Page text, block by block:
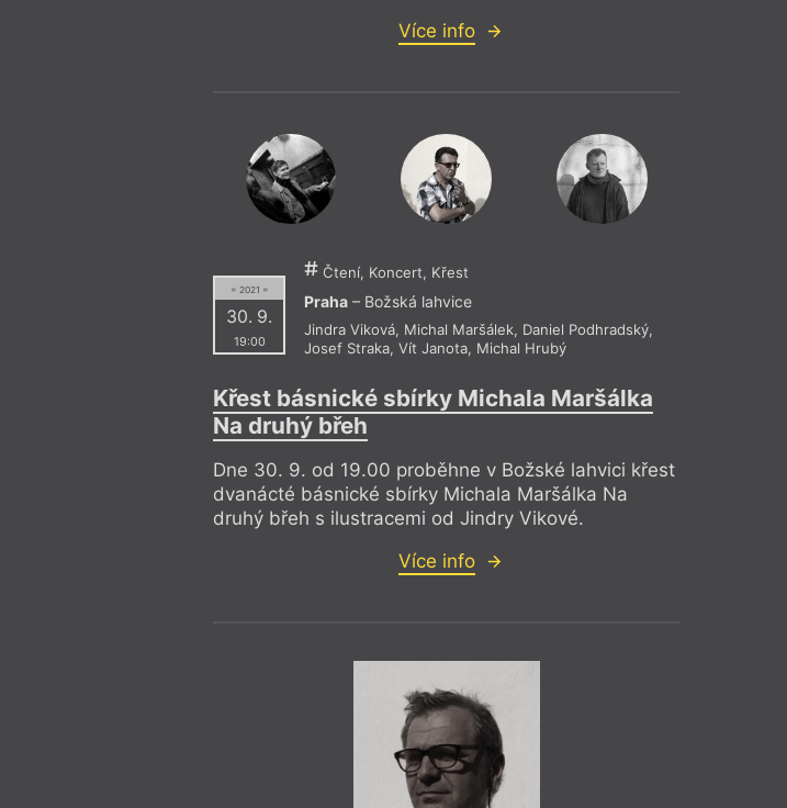
Více info
= 2021 =
30. 9.
19:00
Čtení, Koncert, Křest
Praha – Božská lahvice
Jindra Viková, Michal Maršálek, Daniel Podhradský,
Josef Straka,Vít Janota, Michal Hrubý
Křest básnické sbírky Michala Maršálka
Na druhý břeh
Dne 30. 9. od 19.00 proběhne v Božské lahvici křest
dvanácté básnické sbírky Michala Maršálka Na
druhý břeh s ilustracemi od Jindry Vikové.
Více info